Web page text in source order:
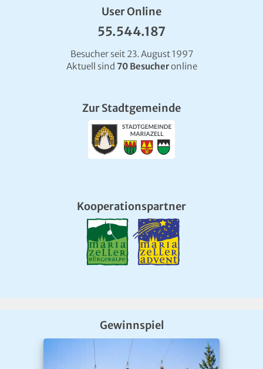
User Online
55.544.187
Besucher seit 23. August 1997
Aktuell sind 70 Besucheronline
Zur Stadtgemeinde
Kooperationspartner
Gewinnspiel